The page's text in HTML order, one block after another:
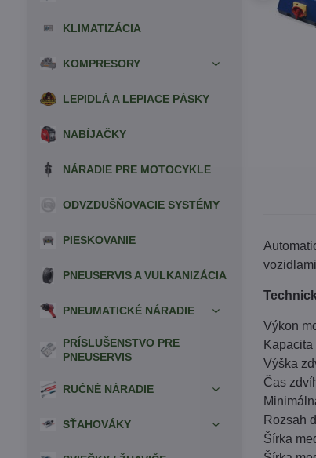
Výkon
Kapacita
Výška
Čas
Rozsah
Šírka
KLIMATIZÁCIA
KOMPRESORY
LEPIDLÁ A LEPIACE PÁSKY
NABÍJAČKY
NÁRADIE PRE MOTOCYKLE
ODVZDUŠŇOVACIE SYSTÉMY
PIESKOVANIE
PNEUSERVIS A VULKANIZÁCIA
PNEUMATICKÉ NÁRADIE
PRÍSLUŠENSTVO PRE
PNEUSERVIS
RUČNÉ NÁRADIE
SŤAHOVÁKY